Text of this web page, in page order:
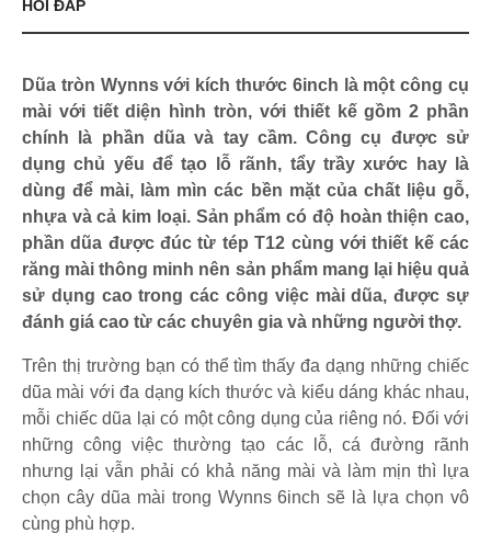
HỎI ĐÁP
Dũa tròn Wynns với kích thước 6inch là một công cụ
mài với tiết diện hình tròn, với thiết kế gồm 2 phần
chính là phần dũa và tay cầm. Công cụ được sử
dụng chủ yếu để tạo lỗ rãnh, tẩy trầy xước hay là
dùng để mài, làm mìn các bền mặt của chất liệu gỗ,
nhựa và cả kim loại. Sản phẩm có độ hoàn thiện cao,
phần dũa được đúc từ tép T12 cùng với thiết kế các
răng mài thông minh nên sản phẩm mang lại hiệu quả
sử dụng cao trong các công việc mài dũa, được sự
đánh giá cao từ các chuyên gia và những người thợ.
Trên thị trường bạn có thể tìm thấy đa dạng những chiếc
dũa mài với đa dạng kích thước và kiểu dáng khác nhau,
mỗi chiếc dũa lại có một công dụng của riêng nó. Đối với
những công việc thường tạo các lỗ, cá đường rãnh
nhưng lại vẫn phải có khả năng mài và làm mịn thì lựa
chọn cây dũa mài trong Wynns 6inch sẽ là lựa chọn vô
cùng phù hợp.